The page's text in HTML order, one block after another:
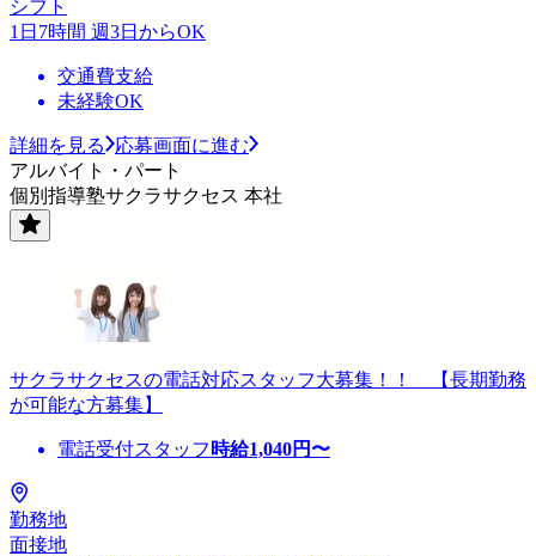
シフト
1日7時間 週3日からOK
交通費支給
未経験OK
詳細を見る
応募画面に進む
アルバイト・パート
個別指導塾サクラサクセス 本社
サクラサクセスの電話対応スタッフ大募集！！ 【長期勤務
が可能な方募集】
電話受付スタッフ 時給1,040円〜
勤務地
面接地